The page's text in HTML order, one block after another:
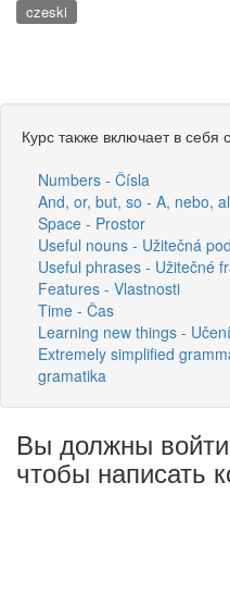
czeski
Курс также включает в
Numbers - Čísla
And, or, but, so - A, nebo,
Space - Prostor
Useful nouns - Užitečná
Useful phrases - Užitečné
Features - Vlastnosti
Time - Čas
Learning new things -
Extremely simplified
gramatika
Вы должны
чтобы написать